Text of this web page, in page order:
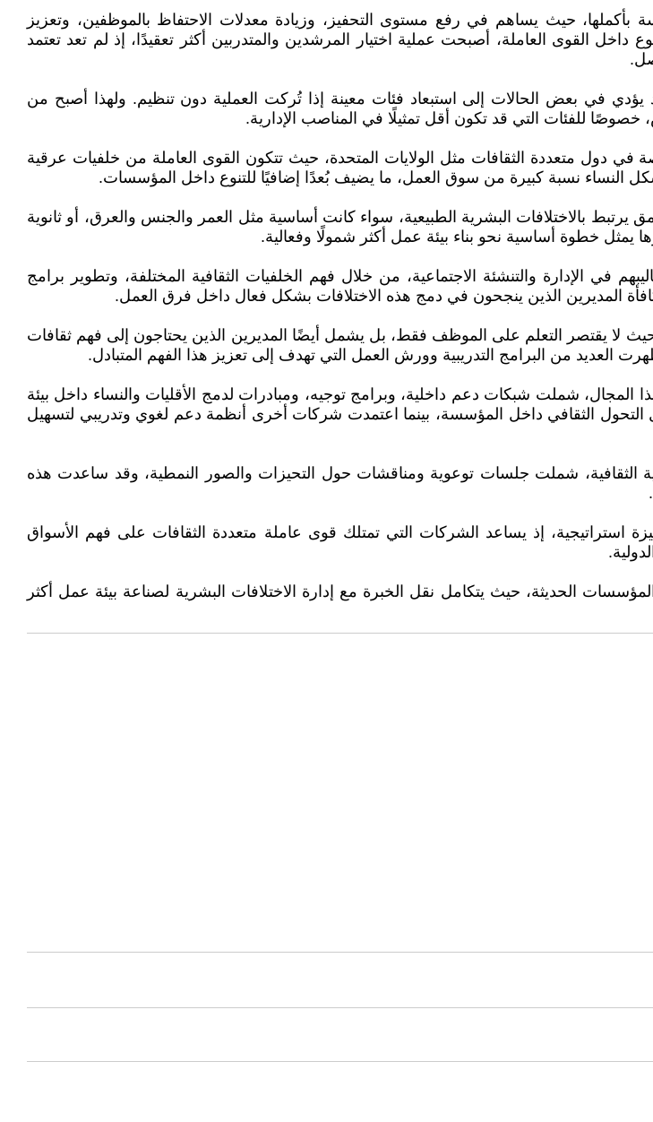
بأكملها، حيث يساهم في رفع مستوى التحفيز، وزيادة معدلات الاحتفاظ بالموظفين، وتعزيز
القوى العاملة، أصبحت عملية اختيار المرشدين والمتدربين أكثر تعقيدًا، إذ لم تعد تعتمد
يؤدي في بعض الحالات إلى استبعاد فئات معينة إذا تُركت العملية دون تنظيم. ولهذا أصبح من
للفئات التي قد تكون أقل تمثيلًا في المناصب الإدارية.
في دول متعددة الثقافات مثل الولايات المتحدة، حيث تتكون القوى العاملة من خلفيات عرقية
تشكل النساء نسبة كبيرة من سوق العمل، ما يضيف بُعدًا إضافيًا للتنوع داخل المؤسسات.
بالاختلافات البشرية الطبيعية، سواء كانت أساسية مثل العمر والجنس والعرق، أو ثانوية
يمثل خطوة أساسية نحو بناء بيئة عمل أكثر شمولًا وفعالية.
في الإدارة والتنشئة الاجتماعية، من خلال فهم الخلفيات الثقافية المختلفة، وتطوير برامج
المديرين الذين ينجحون في دمج هذه الاختلافات بشكل فعال داخل فرق العمل.
حيث لا يقتصر التعلم على الموظف فقط، بل يشمل أيضًا المديرين الذين يحتاجون إلى فهم ثقافات
من البرامج التدريبية وورش العمل التي تهدف إلى تعزيز هذا الفهم المتبادل.
شملت شبكات دعم داخلية، وبرامج توجيه، ومبادرات لدمج الأقليات والنساء داخل بيئة
الثقافي داخل المؤسسة، بينما اعتمدت شركات أخرى أنظمة دعم لغوي وتدريبي لتسهيل
الثقافية، شملت جلسات توعوية ومناقشات حول التحيزات والصور النمطية، وقد ساعدت هذه
استراتيجية، إذ يساعد الشركات التي تمتلك قوى عاملة متعددة الثقافات على فهم الأسواق
الحديثة، حيث يتكامل نقل الخبرة مع إدارة الاختلافات البشرية لصناعة بيئة عمل أكثر